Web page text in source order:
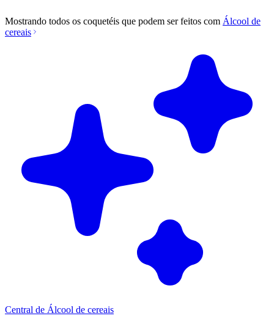
Mostrando todos os coquetéis que podem ser feitos com Álcool de
cereais
Central de Álcool de cereais